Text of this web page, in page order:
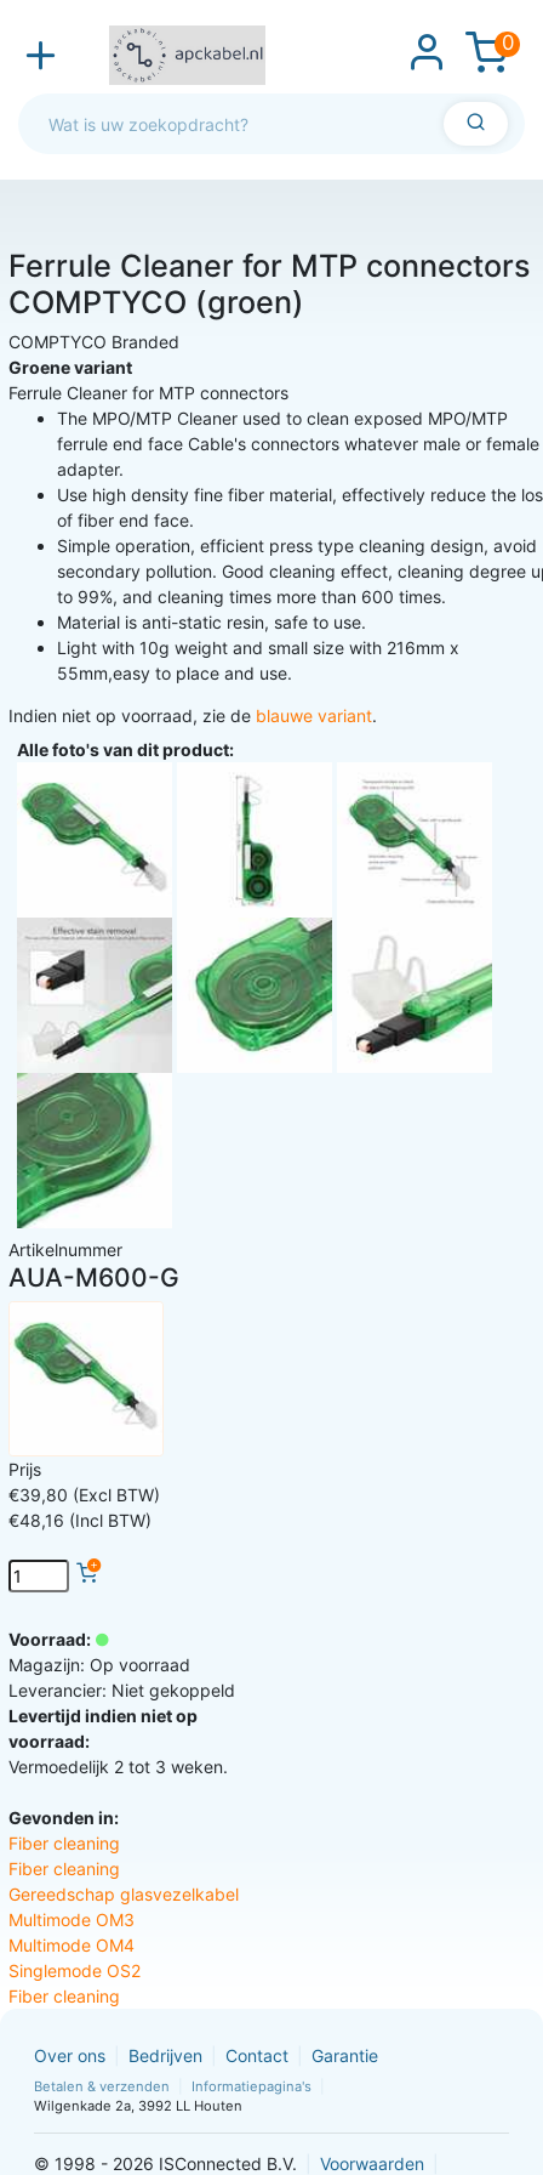
0
Ferrule Cleaner for MTP connectors
COMPTYCO (groen)
COMPTYCO Branded
Groene variant
Ferrule Cleaner for MTP connectors
The MPO/MTP Cleaner used to clean exposed MPO/MTP
ferrule end face Cable's connectors whatever male or female
adapter.
Use high density fine fiber material, effectively reduce the
of fiber end face.
Simple operation, efficient press type cleaning design, avoid
secondary pollution. Good cleaning effect, cleaning degree
to 99%, and cleaning times more than 600 times.
Material is anti-static resin, safe to use.
Light with 10g weight and small size with 216mm x
55mm,easy to place and use.
Indien niet op voorraad, zie de blauwe variant.
Alle foto's van dit product:
Artikelnummer
AUA-M600-G
Prijs
€39,80 (Excl BTW)
€48,16 (Incl BTW)
Voorraad:
Magazijn: Op voorraad
Leverancier: Niet gekoppeld
Levertijd indien niet op
voorraad:
Vermoedelijk 2 tot 3 weken.
Gevonden in:
Fiber cleaning
Fiber cleaning
Gereedschap glasvezelkabel
Multimode OM3
Multimode OM4
Singlemode OS2
Fiber cleaning
Over ons Bedrijven Contact Garantie
Betalen & verzenden
Informatiepagina's
Wilgenkade 2a, 3992 LL Houten
© 1998 - 2026 ISConnected B.V. Voorwaarden